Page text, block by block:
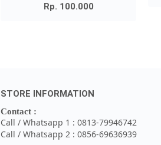
Rp. 100.000
STORE INFORMATION
Contact :
Call / Whatsapp 1 : 0813-79946742
Call / Whatsapp 2 : 0856-69636939